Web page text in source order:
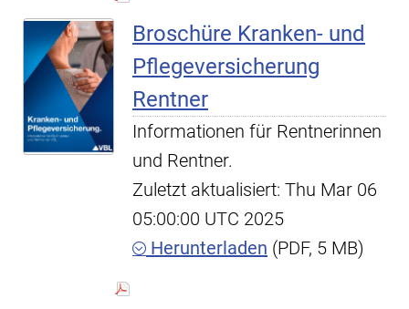
Broschüre Kranken- und
Pflegeversicherung
Rentner
Informationen für Rentnerinnen
und Rentner.
Zuletzt aktualisiert: Thu Mar 06
05:00:00 UTC 2025
Herunterladen (PDF, 5 MB)